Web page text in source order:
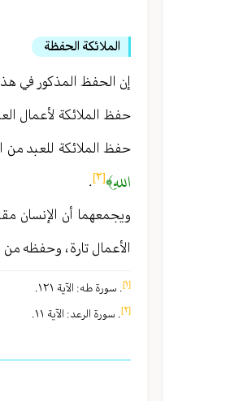
الملائكة الحفظة
إن الحفظ المذكور في
حفظ الملائكة لأعمال
حفظ الملائكة للعبد من
اللهِ﴾[٢]
.
ويجمعهما أن الإنسان
الأعمال تارة ، وحفظه من
[١] . سورة طه : الآية ١٢١ .
[٢] . سورة الرعد : الآية ١١ .